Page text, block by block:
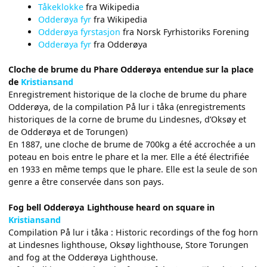
Tåkeklokke fra Wikipedia
Odderøya fyr fra Wikipedia
Odderøya fyrstasjon fra Norsk Fyrhistoriks Forening
Odderøya fyr fra Odderøya
Cloche de brume du Phare Odderøya entendue sur la place
de Kristiansand
Enregistrement historique de la cloche de brume du phare
Odderøya, de la compilation På lur i tåka (enregistrements
historiques de la corne de brume du Lindesnes, d’Oksøy et
de Odderøya et de Torungen)
En 1887, une cloche de brume de 700kg a été accrochée a un
poteau en bois entre le phare et la mer. Elle a été électrifiée
en 1933 en même temps que le phare. Elle est la seule de son
genre a être conservée dans son pays.
Fog bell Odderøya Lighthouse heard on square in
Kristiansand
Compilation På lur i tåka : Historic recordings of the fog horn
at Lindesnes lighthouse, Oksøy lighthouse, Store Torungen
and fog at the Odderøya Lighthouse.